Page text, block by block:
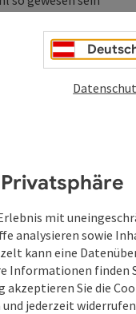
des Stücks und
mit
analysieren sowie
kann eine
Informationen finden
Sie die
jederzeit